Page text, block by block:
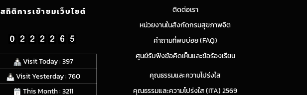
สถิติการเข้าชมเว็บไซต์
Visit Today : 397
Visit Yesterday : 760
This Month : 3211
ติดต่อเรา
หน่วยงานในสังกัดกรมสุขภาพจิต
คำถามที่พบบ่อย (FAQ)
ศูนย์รับฟังข้อคิดเห็นและข้อร้องเรียน
คุณธรรมและความโปร่งใส
คุณธรรมและความโปร่งใส (ITA) 2569